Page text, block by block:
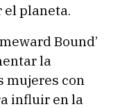
el planeta.
Bound’
la
mujeres con
influir en la